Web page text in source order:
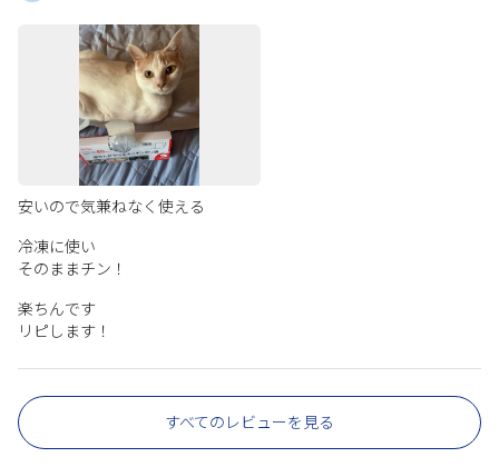
安いので気兼ねなく使える
冷凍に使い
そのままチン！
楽ちんです
リピします！
すべてのレビューを見る